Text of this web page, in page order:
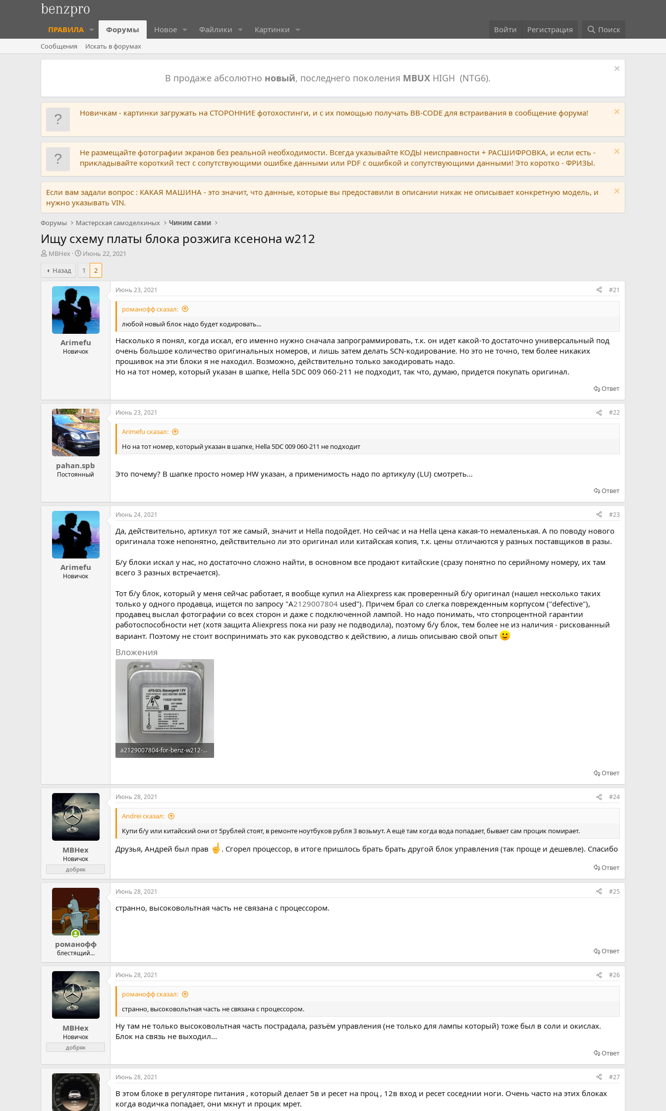
ПРАВИЛА Форумы Новое Файлики Картинки Войти Регистрация Поиск
Сообщения Искать в форумах
В продаже абсолютно новый, последнего поколения MBUXHIGH (NTG6).
Новичкам - картинки загружать на СТОРОННИЕ фотохостинги, и с их помощью получать BB-CODE для встраивания в сообщение форума!
Не размещайте фотографии экранов без реальной необходимости. Всегда указывайте КОДЫ неисправности + РАСШИФРОВКА, и если есть -
прикладывайте короткий тест с сопутствующими ошибке данными или PDF с ошибкой и сопутствующими данными! Это коротко - ФРИЗЫ.
Если вам задали вопрос : КАКАЯ МАШИНА - это значит, что данные, которые вы предоставили в описании никак не описывает конкретную модель, и
нужно указывать VIN.
Форумы Мастерская самоделкиных Чиним сами
Ищу схему платы блока розжига ксенона w212
А
т
о
м
ы
MBHex
Д
т
а
н
а
л
а
Июнь 22, 2021
Назад
1 2
Arimefu
Новичок
Июнь 23, 2021 #21
романофф сказал:
любой новый блок надо будет кодировать...
Насколько я понял, когда искал, его именно нужно сначала запрограммировать, т.к. он идет какой-то достаточно универсальный под
очень большое количество оригинальных номеров, и лишь затем делать SCN-кодирование. Но это не точно, тем более никаких
прошивок на эти блоки я не находил. Возможно, действительно только закодировать надо.
Но на тот номер, который указан в шапке, Hella 5DC 009 060-211 не подходит, так что, думаю, придется покупать оригинал.
Ответ
pahan.spb
Постоянный
Июнь 23, 2021 #22
Arimefu сказал:
Но на тот номер, который указан в шапке, Hella 5DC 009 060-211 не подходит
Это почему? В шапке просто номер HW указан, а применимость надо по артикулу (LU) смотреть...
Ответ
Arimefu
Новичок
Июнь 24, 2021 #23
Да, действительно, артикул тот же самый, значит и Hella подойдет. Но сейчас и на Hella цена какая-то немаленькая. А по поводу нового
оригинала тоже непонятно, действительно ли это оригинал или китайская копия, т.к. цены отличаются у разных поставщиков в разы.
Б/у блоки искал у нас, но достаточно сложно найти, в основном все продают китайские (сразу понятно по серийному номеру, их там
всего 3 разных встречается).
Тот б/у блок, который у меня сейчас работает, я вообще купил на Aliexpress как проверенный б/у оригинал (нашел несколько таких
только у одного продавца, ищется по запросу "A2129007804 used"). Причем брал со слегка поврежденным корпусом ("defective"),
продавец выслал фотографии со всех сторон и даже с подключенной лампой. Но надо понимать, что стопроцентной гарантии
работоспособности нет (хотя защита Aliexpress пока ни разу не подводила), поэтому б/у блок, тем более не из наличия - рискованный
вариант. Поэтому не стоит воспринимать это как руководство к действию, а лишь описываю свой опыт
Вложения
a2129007804-for-benz-w212-2011-2013-hid-xenon.jpg
Ответ
MBHex
Новичок
добряк
Июнь 28, 2021 #24
Andrei сказал:
Купи б/у или китайский они от 5рублей стоят, в ремонте ноутбуков рубля 3 возьмут. А ещё там когда вода попадает, бывает сам процик помирает.
Друзья, Андрей был прав . Сгорел процессор, в итоге пришлось брать брать другой блок управления (так проще и дешевле). Спасибо
Ответ
романофф
блестящий...
Июнь 28, 2021 #25
странно, высоковольтная часть не связана с процессором.
Ответ
MBHex
Новичок
добряк
Июнь 28, 2021 #26
романофф сказал:
странно, высоковольтная часть не связана с процессором.
Ну там не только высоковольтная часть пострадала, разъём управления (не только для лампы который) тоже был в соли и окислах.
Блок на связь не выходил...
Ответ
Июнь 28, 2021 #27
В этом блоке в регуляторе питания , который делает 5в и ресет на проц , 12в вход и ресет соседнии ноги. Очень часто на этих блоках
когда водичка попадает, они мкнут и процик мрет.